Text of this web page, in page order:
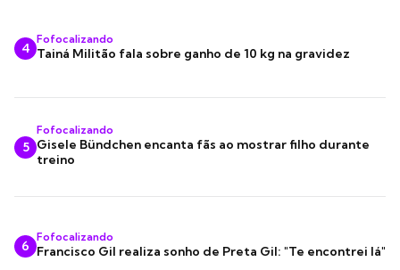
4
Fofocalizando
Tainá Militão fala sobre ganho de 10 kg na gravidez
5
Fofocalizando
Gisele Bündchen encanta fãs ao mostrar filho durante
treino
6
Fofocalizando
Francisco Gil realiza sonho de Preta Gil: "Te encontrei lá"